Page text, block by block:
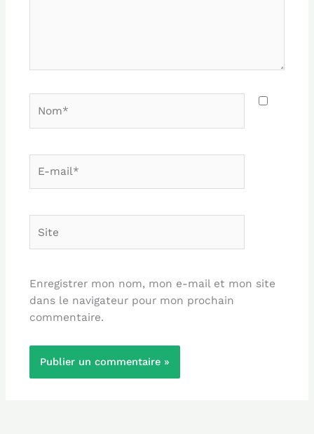
mail*
Enregistrer mon nom, mon e-mail et mon site
dans le navigateur pour mon prochain
commentaire.